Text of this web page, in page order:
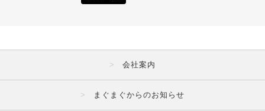
会社案内
まぐまぐからのお知らせ